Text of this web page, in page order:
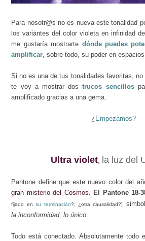
Para nosotr@s no es nueva este tonalidad
los variantes del color violeta en infinidad
me gustaría mostrarte dónde puedes
amplificar, sobre todo, su poder en
Si no es una de tus tonalidades favoritas, no
te voy a mostrar dostrucos sencillos
amplificado gracias a una gema.
¿Empezamos?
Ultra violet, la luz del
Pantone define que este nuevo color del
gran misterio del Cosmos. El Pantone 18-
fijado ensu terminación?, ¿otra causalidad?]
la inconformidad, lo único.
Todo está conectado. Absolutamente todo